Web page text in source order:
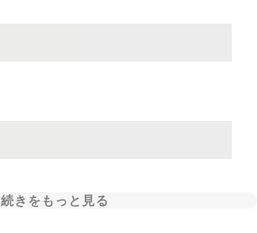
続きをもっと見る